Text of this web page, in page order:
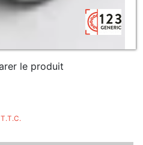
le produit
T.T.C.